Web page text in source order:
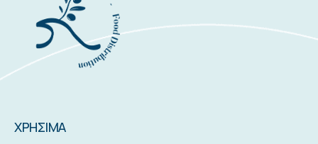
ΧΡΗΣΙΜΑ